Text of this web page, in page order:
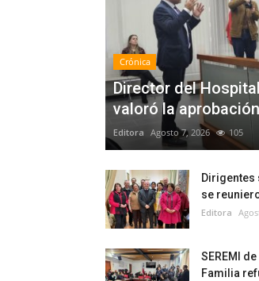
Crónica
Director del
valoró la
Editora Agosto 7, 2026 105
Dirigentes
se
Editora
SEREMI
Familia